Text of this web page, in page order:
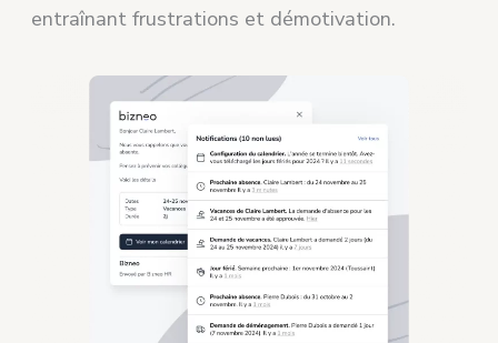
entraînant frustrations et démotivation.